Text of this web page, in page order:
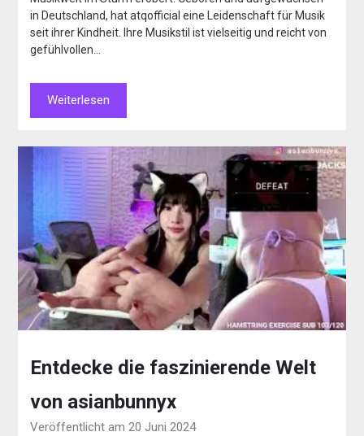
in Deutschland, hat atqofficial eine Leidenschaft für Musik
seit ihrer Kindheit. Ihre Musikstil ist vielseitig und reicht von
gefühlvollen…
Weiterlesen
Entdecke die faszinierende Welt
von asianbunnyx
Veröffentlicht am 20 Juni 2024